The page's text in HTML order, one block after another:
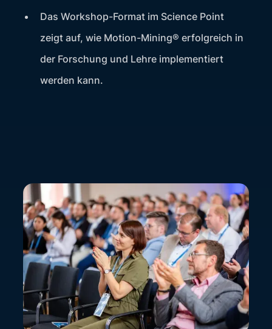
Das Workshop-Format im Science Point
zeigt auf, wie Motion-Mining® erfolgreich in
der Forschung und Lehre implementiert
werden kann.